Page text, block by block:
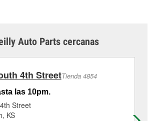
Auto Parts cercanas
4th StreetTienda 4854
las 10pm.
Street
KS